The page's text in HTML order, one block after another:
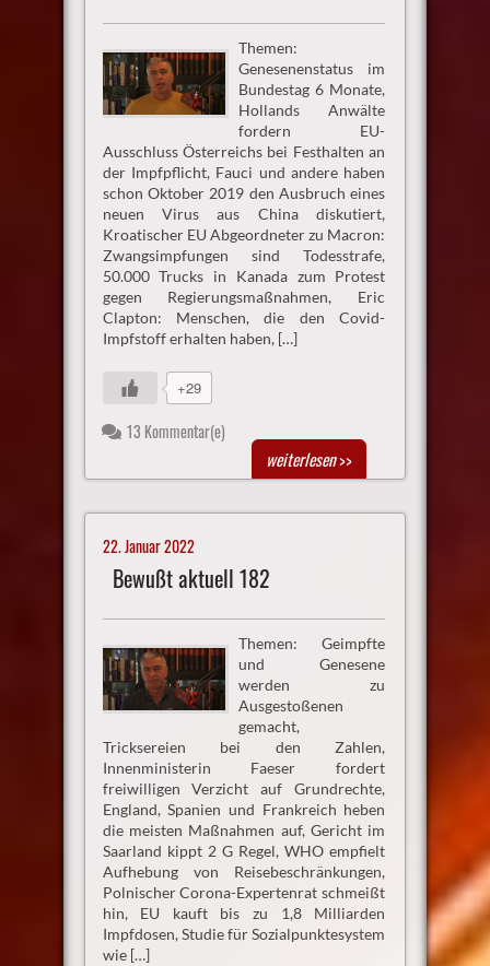
Themen:
Genesenenstatus im
Bundestag 6 Monate,
Hollands Anwälte
fordern EU-
Ausschluss Österreichs bei Festhalten an
der Impfpflicht, Fauci und andere haben
schon Oktober 2019 den Ausbruch eines
neuen Virus aus China diskutiert,
Kroatischer EU Abgeordneter zu Macron:
Zwangsimpfungen sind Todesstrafe,
50.000 Trucks in Kanada zum Protest
gegen Regierungsmaßnahmen, Eric
Clapton: Menschen, die den Covid-
Impfstoff erhalten haben, […]
+29
13 Kommentar(e)
weiterlesen>>
22. Januar 2022
Bewußt aktuell 182
Themen: Geimpfte
und Genesene
werden zu
Ausgestoßenen
gemacht,
Tricksereien bei den Zahlen,
Innenministerin Faeser fordert
freiwilligen Verzicht auf Grundrechte,
England, Spanien und Frankreich heben
die meisten Maßnahmen auf, Gericht im
Saarland kippt 2 G Regel, WHO empfielt
Aufhebung von Reisebeschränkungen,
Polnischer Corona-Expertenrat schmeißt
hin, EU kauft bis zu 1,8 Milliarden
Impfdosen, Studie für Sozialpunktesystem
wie […]